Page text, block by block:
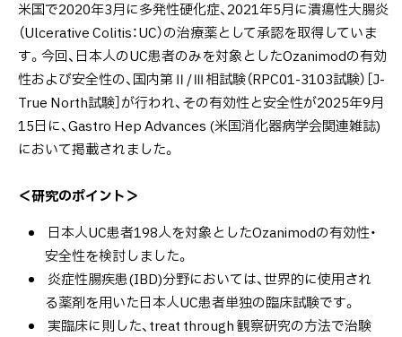
米国で2020年3月に多発性硬化症、2021年5月に潰瘍性大腸炎
（Ulcerative Colitis：UC）の治療薬として承認を取得していま
す。今回、日本人のUC患者のみを対象としたOzanimodの有効
性および安全性の、国内第Ⅱ/Ⅲ相試験（RPC01-3103試験）［J-
True North試験］が行われ、その有効性と安全性が2025年9月
15日に、Gastro Hep Advances (米国消化器病学会関連雑誌)
において掲載されました。
＜研究のポイント＞
日本人UC患者198人を対象としたOzanimodの有効性・
安全性を検討しました。
炎症性腸疾患(IBD)分野においては、世界的に使用され
る薬剤を用いた日本人UC患者単独の臨床試験です。
実臨床に則した、treat through 観察研究の方法で治験